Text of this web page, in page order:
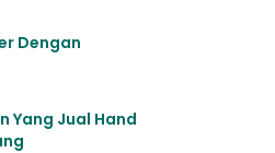
Dengan
Yang Jual Hand